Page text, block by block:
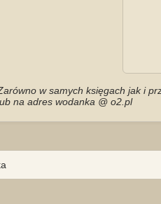
w samych księgach jak i
na adres wodanka @ o2.pl